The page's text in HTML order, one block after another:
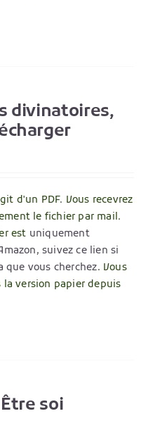
divinatoires,
d'un PDF. Vous recevrez
le fichier par mail.
est uniquement
suivez ce lien si
que vous cherchez. Vous
la version papier depuis
Être soi